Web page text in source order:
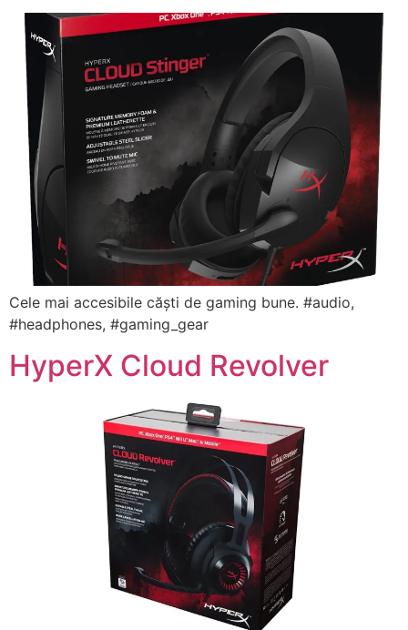
Cele mai accesibile căști de gaming bune. #audio,
#headphones, #gaming_gear
HyperX Cloud Revolver